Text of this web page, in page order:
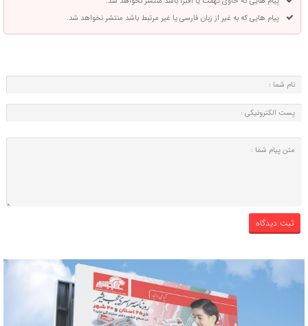
پیام هایی که به غیر از زبان فارسی یا غیر مرتبط باشد منتشر نخواهد شد.